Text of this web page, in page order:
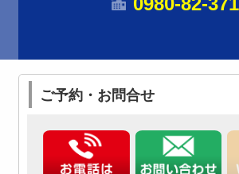
ご予約・お問合せ